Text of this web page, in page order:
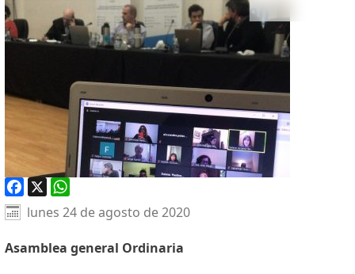
Facebook
X WhatsApp
lunes 24 de agosto de 2020
Asamblea general Ordinaria